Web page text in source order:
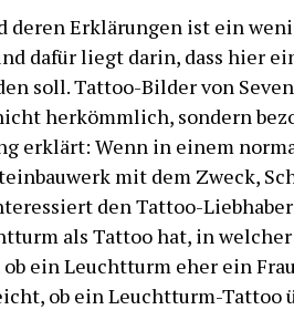
deren Erklärungen ist ein
dafür liegt darin, dass hier
soll. Tattoo-Bilder von
herkömmlich, sondern
erklärt: Wenn in einem
mit dem Zweck,
den Tattoo-
als Tattoo hat, in
ein Leuchtturm eher ein
ob ein Leuchtturm-Tattoo